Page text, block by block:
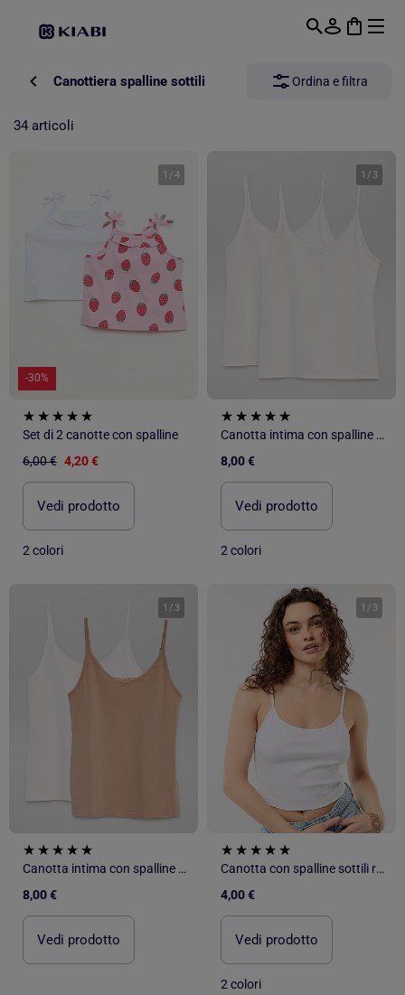
Canottiera spalline sottili Ordina e filtra
34 articoli
1 /4
-30%
Set di 2 canotte con spalline
6,00 € 4,20 €
Vedi prodotto
2 colori
1 / 3
Canotta intima con spalline sottili
8,00 €
Vedi prodotto
2 colori
1 / 3
Canotta intima con spalline sottili
8,00 €
Vedi prodotto
1 / 3
Canotta con spalline sottili regolabili
4,00 €
Vedi prodotto
2 colori